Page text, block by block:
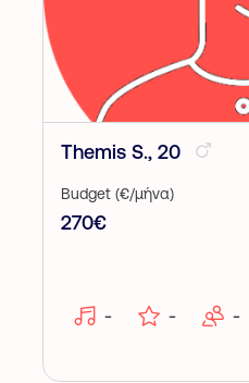
Themis S., 20
Budget (€/μήνα)
270€
- - -